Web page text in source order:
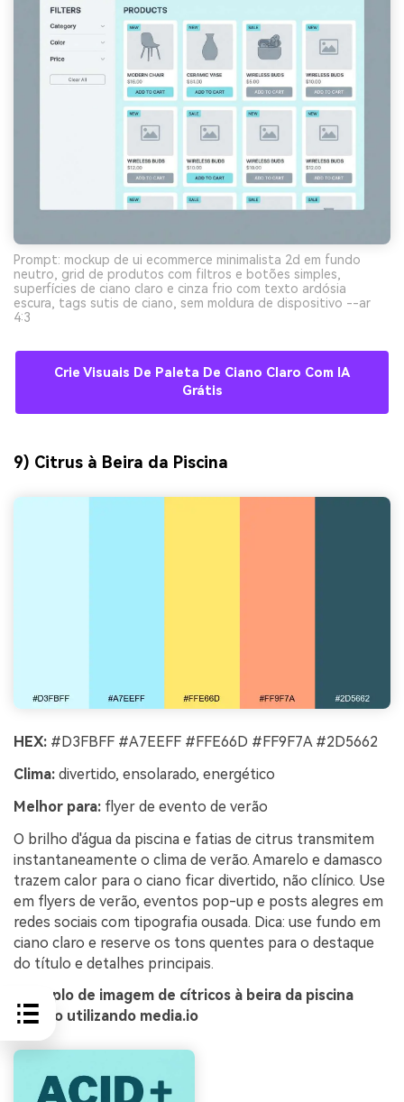
Prompt: mockup de ui ecommerce minimalista 2d em fundo
neutro, grid de produtos com filtros e botões simples,
superfícies de ciano claro e cinza frio com texto ardósia
escura, tags sutis de ciano, sem moldura de dispositivo --ar
4:3
Crie Visuais De Paleta De Ciano Claro Com IA
Grátis
9) Citrus à Beira da Piscina
HEX: #D3FBFF #A7EEFF #FFE66D #FF9F7A #2D5662
Clima: divertido, ensolarado, energético
Melhor para: flyer de evento de verão
O brilho d'água da piscina e fatias de citrus transmitem
instantaneamente o clima de verão. Amarelo e damasco
trazem calor para o ciano ficar divertido, não clínico. Use
em flyers de verão, eventos pop-up e posts alegres em
redes sociais com tipografia ousada. Dica: use fundo em
ciano claro e reserve os tons quentes para o destaque
do título e detalhes principais.
Exemplo de imagem de cítricos à beira da piscina
gerado utilizando media.io